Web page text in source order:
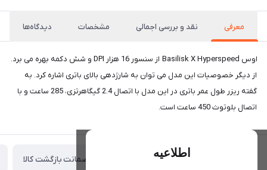
معرفی نقد و بررسی اجمالی مشخصات دیدگاه‌ها
اوس Basilisk X Hyperspeed از سنسور 16 هزار DPI و شش دکمه بهره می برد.
از دیگر خصوصیات این مدل می توان به شارژدهی بالای باتری اشاره کرد. به
گفته ریزر طول عمر باتری در این مدل با اتصال 2.4 گیگاهرتزی، 285 ساعت و با
اتصال بلوتوث 450 ساعت است.
اطلاعیه
تحویل اکسپرس(با هماهنگی) ضمانت بازگشت کالا